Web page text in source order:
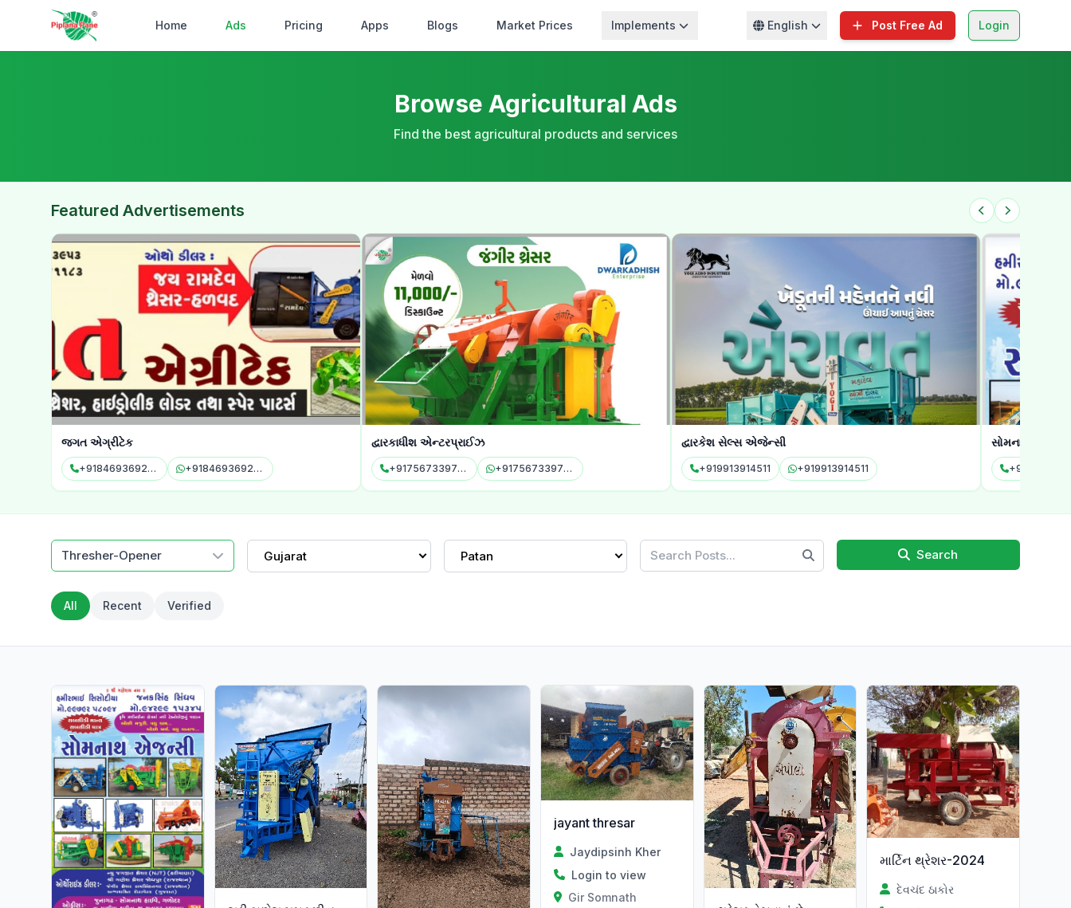
Home Ads Pricing Apps Blogs Market Prices Implements English Post Free Ad Login
Browse Agricultural Ads
Find the best agricultural products and services
Featured Advertisements
જગત એગ્રીટેક
+918469369269 +918469369269
દ્વારકાધીશ એન્ટરપ્રાઈઝ
+917567339729 +917567339729
દ્વારકેશ સેલ્સ એજેન્સી
+919913914511 +919913914511
સોમનાથ
Thresher-Opener Gujarat Patan Search
All Recent Verified
jayant thresar
Jaydipsinh Kher
Login to view
Gir Somnath
માર્ટિન થ્રેશર-2024
દેવચંદ ઠાકોર